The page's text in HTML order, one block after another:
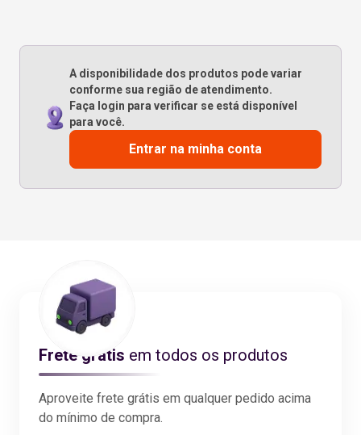
A disponibilidade dos produtos pode variar
conforme sua região de atendimento.
Faça login para verificar se está disponível
para você.
Entrar na minha conta
Frete grátis em todos os produtos
Aproveite frete grátis em qualquer pedido acima
do mínimo de compra.